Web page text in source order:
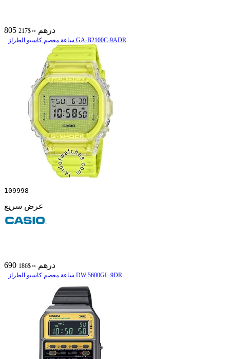
805 درهم ≈ $217
ساعة معصم کاسیو الطراز GA-B2100C-9ADR
109998
عرض سريع
690 درهم ≈ $186
ساعة معصم کاسیو الطراز DW-5600GL-9DR